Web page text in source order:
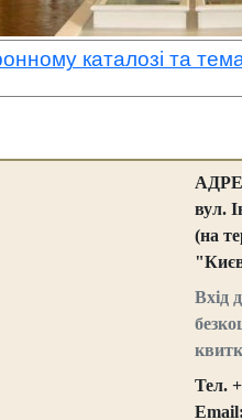
каталозі та
вул.
(на
Вхід
Тел.